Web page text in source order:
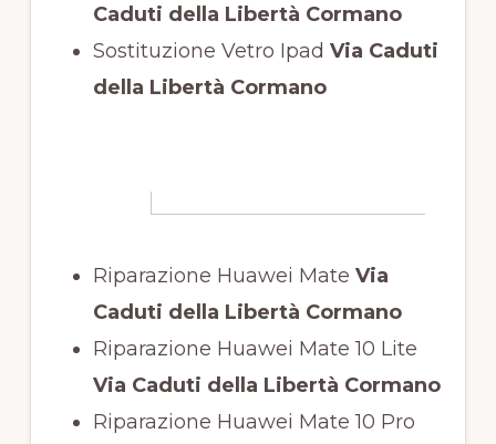
Caduti della Libertà Cormano
Sostituzione Vetro Ipad Via Caduti
della Libertà Cormano
Riparazione Huawei Mate Via
Caduti della Libertà Cormano
Riparazione Huawei Mate 10 Lite
Via Caduti della Libertà Cormano
Riparazione Huawei Mate 10 Pro